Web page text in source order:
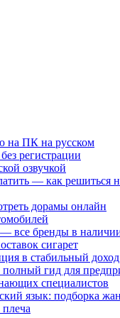
на ПК на русском
регистрации
озвучкой
— как решиться
дорамы онлайн
все бренды в
сигарет
в стабильный доход
гид для
специалистов
язык: подборка